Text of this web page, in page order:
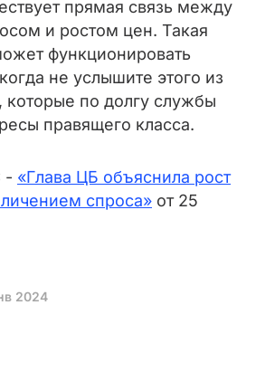
прямая связь между
и ростом цен. Такая
функционировать
не услышите этого из
которые по долгу службы
правящего класса.
- «Глава ЦБ объяснила рост
спроса» от 25
2024